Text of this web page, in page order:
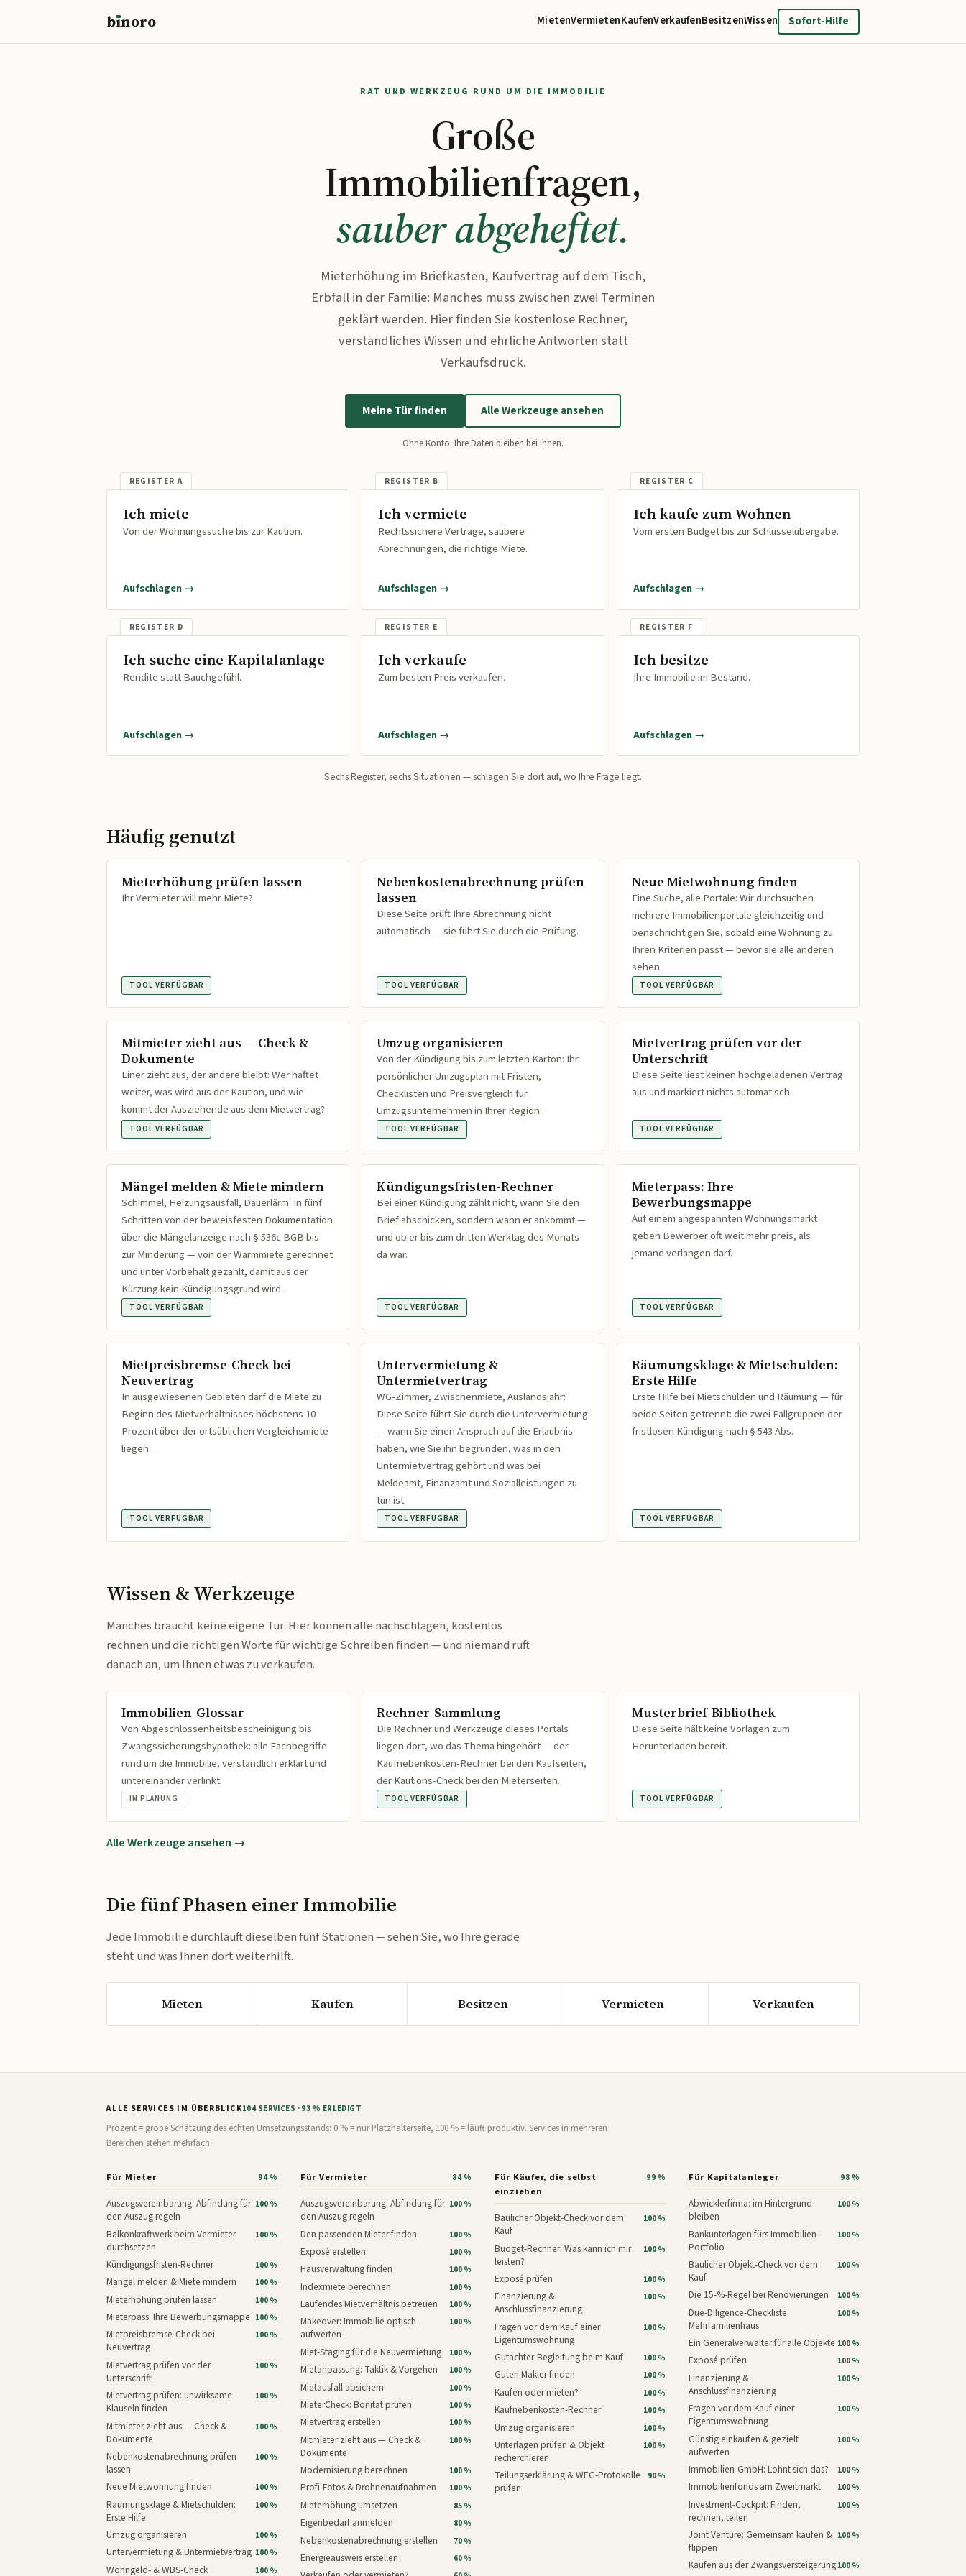
bınoro MietenVermietenKaufenVerkaufenBesitzenWissen Sofort-Hilfe
RAT UND WERKZEUG RUND UM DIE IMMOBILIE
Große
Immobilienfragen,
sauber abgeheftet.
Mieterhöhung im Briefkasten, Kaufvertrag auf dem Tisch,
Erbfall in der Familie: Manches muss zwischen zwei Terminen
geklärt werden. Hier finden Sie kostenlose Rechner,
verständliches Wissen und ehrliche Antworten statt
Verkaufsdruck.
Meine Tür finden Alle Werkzeuge ansehen
Ohne Konto. Ihre Daten bleiben bei Ihnen.
Ich miete
Von der Wohnungssuche bis zur Kaution.
Aufschlagen →
Ich vermiete
Rechtssichere Verträge, saubere
Abrechnungen, die richtige Miete.
Aufschlagen →
Ich kaufe zum Wohnen
Vom ersten Budget bis zur Schlüsselübergabe.
Aufschlagen →
Ich suche eine Kapitalanlage
Rendite statt Bauchgefühl.
Aufschlagen →
Ich verkaufe
Zum besten Preis verkaufen.
Aufschlagen →
Ich besitze
Ihre Immobilie im Bestand.
Aufschlagen →
Sechs Register, sechs Situationen — schlagen Sie dort auf, wo Ihre Frage liegt.
Häufig genutzt
Mieterhöhung prüfen lassen
Ihr Vermieter will mehr Miete?
TOOL VERFÜGBAR
Nebenkostenabrechnung prüfen
lassen
Diese Seite prüft Ihre Abrechnung nicht
automatisch — sie führt Sie durch die Prüfung.
TOOL VERFÜGBAR
Neue Mietwohnung finden
Eine Suche, alle Portale: Wir durchsuchen
mehrere Immobilienportale gleichzeitig und
benachrichtigen Sie, sobald eine Wohnung zu
Ihren Kriterien passt — bevor sie alle anderen
sehen.
TOOL VERFÜGBAR
Mitmieter zieht aus — Check &
Dokumente
Einer zieht aus, der andere bleibt: Wer haftet
weiter, was wird aus der Kaution, und wie
kommt der Ausziehende aus dem Mietvertrag?
TOOL VERFÜGBAR
Umzug organisieren
Von der Kündigung bis zum letzten Karton: Ihr
persönlicher Umzugsplan mit Fristen,
Checklisten und Preisvergleich für
Umzugsunternehmen in Ihrer Region.
TOOL VERFÜGBAR
Mietvertrag prüfen vor der
Unterschrift
Diese Seite liest keinen hochgeladenen Vertrag
aus und markiert nichts automatisch.
TOOL VERFÜGBAR
Mängel melden & Miete mindern
Schimmel, Heizungsausfall, Dauerlärm: In fünf
Schritten von der beweisfesten Dokumentation
über die Mängelanzeige nach § 536c BGB bis
zur Minderung — von der Warmmiete gerechnet
und unter Vorbehalt gezahlt, damit aus der
Kürzung kein Kündigungsgrund wird.
TOOL VERFÜGBAR
Kündigungsfristen-Rechner
Bei einer Kündigung zählt nicht, wann Sie den
Brief abschicken, sondern wann er ankommt —
und ob er bis zum dritten Werktag des Monats
da war.
TOOL VERFÜGBAR
Mieterpass: Ihre
Bewerbungsmappe
Auf einem angespannten Wohnungsmarkt
geben Bewerber oft weit mehr preis, als
jemand verlangen darf.
TOOL VERFÜGBAR
Mietpreisbremse-Check bei
Neuvertrag
In ausgewiesenen Gebieten darf die Miete zu
Beginn des Mietverhältnisses höchstens 10
Prozent über der ortsüblichen Vergleichsmiete
liegen.
TOOL VERFÜGBAR
Untervermietung &
Untermietvertrag
WG-Zimmer, Zwischenmiete, Auslandsjahr:
Diese Seite führt Sie durch die Untervermietung
— wann Sie einen Anspruch auf die Erlaubnis
haben, wie Sie ihn begründen, was in den
Untermietvertrag gehört und was bei
Meldeamt, Finanzamt und Sozialleistungen zu
tun ist.
TOOL VERFÜGBAR
Räumungsklage & Mietschulden:
Erste Hilfe
Erste Hilfe bei Mietschulden und Räumung — für
beide Seiten getrennt: die zwei Fallgruppen der
fristlosen Kündigung nach § 543 Abs.
TOOL VERFÜGBAR
Wissen & Werkzeuge
Manches braucht keine eigene Tür: Hier können alle nachschlagen, kostenlos
rechnen und die richtigen Worte für wichtige Schreiben finden — und niemand ruft
danach an, um Ihnen etwas zu verkaufen.
Immobilien-Glossar
Von Abgeschlossenheitsbescheinigung bis
Zwangssicherungshypothek: alle Fachbegriffe
rund um die Immobilie, verständlich erklärt und
untereinander verlinkt.
IN PLANUNG
Rechner-Sammlung
Die Rechner und Werkzeuge dieses Portals
liegen dort, wo das Thema hingehört — der
Kaufnebenkosten-Rechner bei den Kaufseiten,
der Kautions-Check bei den Mieterseiten.
TOOL VERFÜGBAR
Musterbrief-Bibliothek
Diese Seite hält keine Vorlagen zum
Herunterladen bereit.
TOOL VERFÜGBAR
Alle Werkzeuge ansehen →
Die fünf Phasen einer Immobilie
Jede Immobilie durchläuft dieselben fünf Stationen — sehen Sie, wo Ihre gerade
steht und was Ihnen dort weiterhilft.
Mieten Kaufen Besitzen Vermieten Verkaufen
ALLE SERVICES IM ÜBERBLICK104 SERVICES · 93 % ERLEDIGT
Prozent = grobe Schätzung des echten Umsetzungsstands: 0 % = nur Platzhalterseite, 100 % = läuft produktiv. Services in mehreren
Bereichen stehen mehrfach.
Für Mieter 94 %
Auszugsvereinbarung: Abfindung für
den Auszug regeln
100 %
Balkonkraftwerk beim Vermieter
durchsetzen
100 %
Kündigungsfristen-Rechner 100 %
Mängel melden & Miete mindern 100 %
Mieterhöhung prüfen lassen 100 %
Mieterpass: Ihre Bewerbungsmappe 100 %
Mietpreisbremse-Check bei
Neuvertrag
100 %
Mietvertrag prüfen vor der
Unterschrift
100 %
Mietvertrag prüfen: unwirksame
Klauseln finden
100 %
Mitmieter zieht aus — Check &
Dokumente
100 %
Nebenkostenabrechnung prüfen
lassen
100 %
Neue Mietwohnung finden 100 %
Räumungsklage & Mietschulden:
Erste Hilfe
100 %
Umzug organisieren 100 %
Untervermietung & Untermietvertrag 100 %
Wohngeld- & WBS-Check 100 %
Für Vermieter 84 %
Auszugsvereinbarung: Abfindung für
den Auszug regeln
100 %
Den passenden Mieter finden 100 %
Exposé erstellen 100 %
Hausverwaltung finden 100 %
Indexmiete berechnen 100 %
Laufendes Mietverhältnis betreuen 100 %
Makeover: Immobilie optisch
aufwerten
100 %
Miet-Staging für die Neuvermietung 100 %
Mietanpassung: Taktik & Vorgehen 100 %
Mietausfall absichern 100 %
MieterCheck: Bonität prüfen 100 %
Mietvertrag erstellen 100 %
Mitmieter zieht aus — Check &
Dokumente
100 %
Modernisierung berechnen 100 %
Profi-Fotos & Drohnenaufnahmen 100 %
Mieterhöhung umsetzen 85 %
Eigenbedarf anmelden 80 %
Nebenkostenabrechnung erstellen 70 %
Energieausweis erstellen 60 %
Für Käufer, die selbst
einziehen
99 %
Baulicher Objekt-Check vor dem
Kauf
100 %
Budget-Rechner: Was kann ich mir
leisten?
100 %
Exposé prüfen 100 %
Finanzierung &
Anschlussfinanzierung
100 %
Fragen vor dem Kauf einer
Eigentumswohnung
100 %
Gutachter-Begleitung beim Kauf 100 %
Guten Makler finden 100 %
Kaufen oder mieten? 100 %
Kaufnebenkosten-Rechner 100 %
Umzug organisieren 100 %
Unterlagen prüfen & Objekt
recherchieren
100 %
Teilungserklärung & WEG-Protokolle
prüfen
90 %
Für Kapitalanleger 98 %
Abwicklerfirma: im Hintergrund
bleiben
100 %
Bankunterlagen fürs Immobilien-
Portfolio
100 %
Baulicher Objekt-Check vor dem
Kauf
100 %
Die 15-%-Regel bei Renovierungen 100 %
Due-Diligence-Checkliste
Mehrfamilienhaus
100 %
Ein Generalverwalter für alle Objekte 100 %
Exposé prüfen 100 %
Finanzierung &
Anschlussfinanzierung
100 %
Fragen vor dem Kauf einer
Eigentumswohnung
100 %
Günstig einkaufen & gezielt
aufwerten
100 %
Immobilien-GmbH: Lohnt sich das? 100 %
Immobilienfonds am Zweitmarkt 100 %
Investment-Cockpit: Finden,
rechnen, teilen
100 %
Joint Venture: Gemeinsam kaufen &
flippen
100 %
Kaufen aus der Zwangsversteigerung100 %